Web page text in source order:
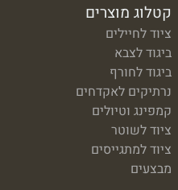
קטלוג מוצרים
ציוד לחיילים
ביגוד לצבא
ביגוד לחורף
נרתיקים לאקדחים
קמפינג וטיולים
ציוד לשוטר
ציוד למתגייסים
מבצעים